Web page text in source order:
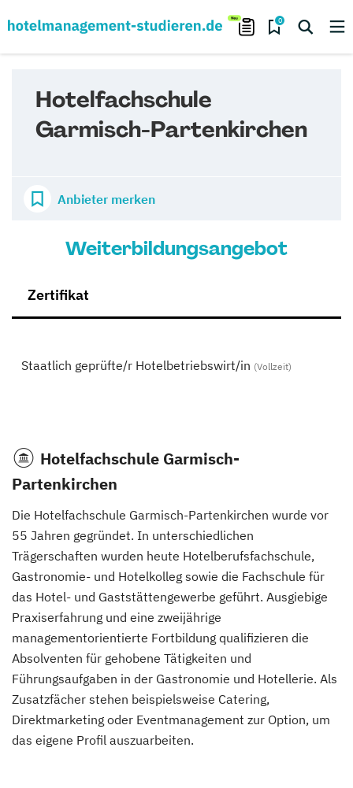
0
Hotelfachschule
Garmisch-Partenkirchen
Anbieter merken
Weiterbildungsangebot
Zertifikat
Staatlich geprüfte/r Hotelbetriebswirt/in (Vollzeit)
Hotelfachschule Garmisch-
Partenkirchen
Die Hotelfachschule Garmisch-Partenkirchen wurde vor
55 Jahren gegründet. In unterschiedlichen
Trägerschaften wurden heute Hotelberufsfachschule,
Gastronomie- und Hotelkolleg sowie die Fachschule für
das Hotel- und Gaststättengewerbe geführt. Ausgiebige
Praxiserfahrung und eine zweijährige
managementorientierte Fortbildung qualifizieren die
Absolventen für gehobene Tätigkeiten und
Führungsaufgaben in der Gastronomie und Hotellerie. Als
Zusatzfächer stehen beispielsweise Catering,
Direktmarketing oder Eventmanagement zur Option, um
das eigene Profil auszuarbeiten.